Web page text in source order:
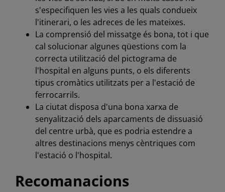
s'especifiquen les vies a les quals condueix
l'itinerari, o les adreces de les mateixes.
La comprensió del missatge és bona, tot i que
cal solucionar algunes qüestions com la
correcta utilització del pictograma de
l'hospital en alguns punts, o els diferents
tipus cromàtics utilitzats per a l'estació de
ferrocarrils.
La ciutat disposa d'una bona xarxa de
senyalització dels aparcaments de dissuasió
del centre urbà, que es podria estendre a
altres destinacions menys cèntriques com
l'estació o l'hospital.
Recomanacions